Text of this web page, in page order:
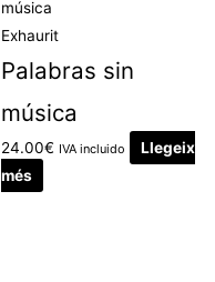
Exhaurit
Palabras sin
música
24.00€ IVA incluido
Llegeix
més